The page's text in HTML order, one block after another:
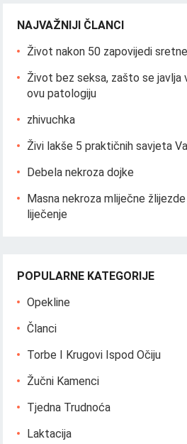
NAJVAŽNIJI ČLANCI
Život nakon 50 zapovijedi
Život bez seksa, zašto se javlja
ovu patologiju
zhivuchka
Živi lakše 5 praktičnih savjeta
Debela nekroza dojke
Masna nekroza mliječne
liječenje
POPULARNE KATEGORIJE
Opekline
Članci
Torbe I Krugovi Ispod Očiju
Žučni Kamenci
Tjedna Trudnoća
Laktacija